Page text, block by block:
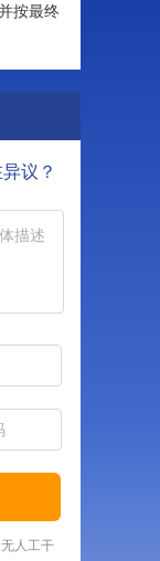
按最终
议？
人工干